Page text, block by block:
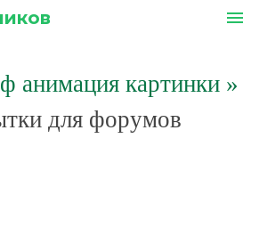
menu
анимация картинки»
для форумов